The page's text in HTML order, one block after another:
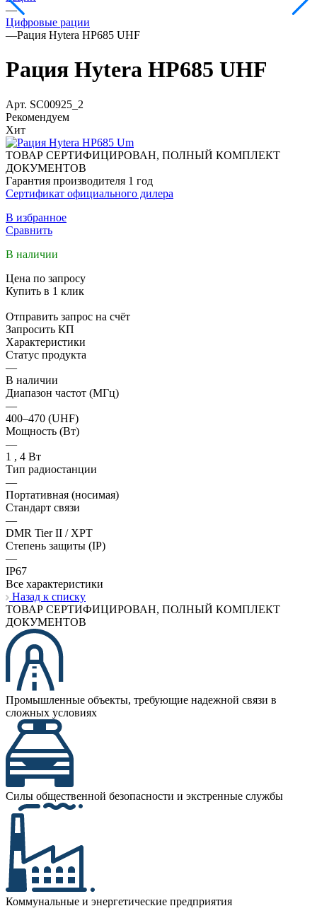
—
Цифровые рации
—Рация Hytera HP685 UHF
Рация Hytera HP685 UHF
Арт. SC00925_2
Рекомендуем
Хит
ТОВАР СЕРТИФИЦИРОВАН, ПОЛНЫЙ КОМПЛЕКТ
ДОКУМЕНТОВ
Гарантия производителя 1 год
Сертификат официального дилера
В избранное
Сравнить
В наличии
Цена по запросу
Купить в 1 клик
Отправить запрос на счёт
Запросить КП
Характеристики
Статус продукта
—
В наличии
Диапазон частот (МГц)
—
400–470 (UHF)
Мощность (Вт)
—
1 , 4 Вт
Тип радиостанции
—
Портативная (носимая)
Стандарт связи
—
DMR Tier II / XPT
Степень защиты (IP)
—
IP67
Все характеристики
Назад к списку
ТОВАР СЕРТИФИЦИРОВАН, ПОЛНЫЙ КОМПЛЕКТ
ДОКУМЕНТОВ
Промышленные объекты, требующие надежной связи в
сложных условиях
Силы общественной безопасности и экстренные службы
Коммунальные и энергетические предприятия